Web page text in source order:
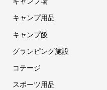
キャンプ用品
キャンプ飯
グランピング施設
コテージ
スポーツ用品